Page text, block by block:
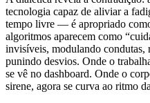
tecnologia capaz de aliviar a
tempo livre — é apropriado
algoritmos aparecem como
invisíveis, modulando condutas,
punindo desvios. Onde o
se vê no dashboard. Onde o
sirene, agora se curva ao ritmo